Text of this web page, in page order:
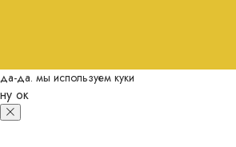
да-да. мы используем куки
ну ок